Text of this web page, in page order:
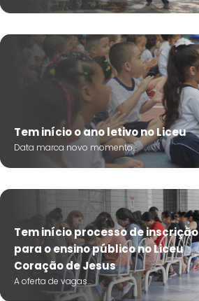
Tem início o ano letivo no Liceu
Data marca novo momento...
Tem início processo de inscrição
para o ensino público no Liceu
Coração de Jesus
A oferta de vagas...